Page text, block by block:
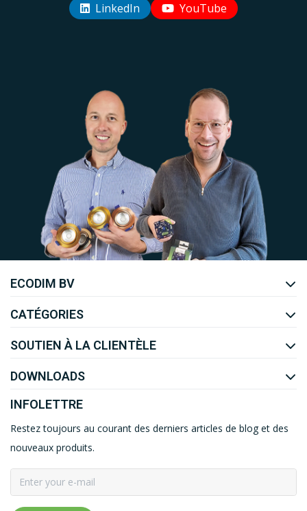
LinkedIn YouTube
Uw EcoDim team
ECODIM BV
CATÉGORIES
SOUTIEN À LA CLIENTÈLE
DOWNLOADS
INFOLETTRE
Restez toujours au courant des derniers articles de blog et des
nouveaux produits.